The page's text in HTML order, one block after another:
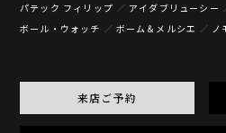
パテック フィリップ アイダブリューシー
ボール・ウォッチ
ボーム＆メルシエ ノ
来店ご予約